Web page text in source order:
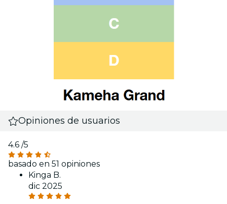
Opiniones de usuarios
4.6 /5
basado en 51 opiniones
Kinga B.
dic 2025